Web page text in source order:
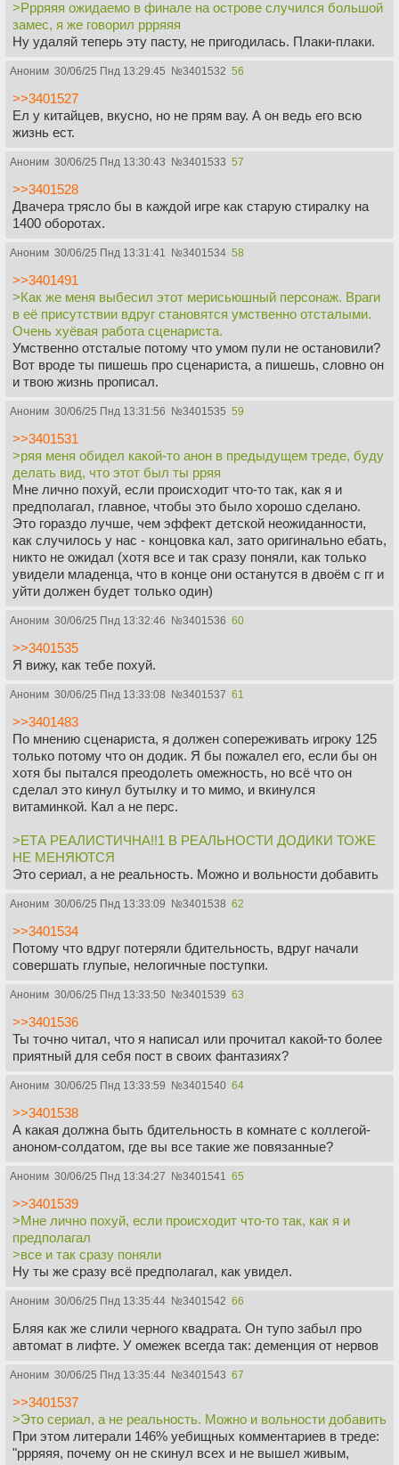
>Ррряяя ожидаемо в финале на острове случился большой
замес, я же говорил ррряяя
Ну удаляй теперь эту пасту, не пригодилась. Плаки-плаки.
Аноним 30/06/25 Пнд 13:29:45 №3401532 56
>>3401527
Ел у китайцев, вкусно, но не прям вау. А он ведь его всю
жизнь ест.
Аноним 30/06/25 Пнд 13:30:43 №3401533 57
>>3401528
Двачера трясло бы в каждой игре как старую стиралку на
1400 оборотах.
Аноним 30/06/25 Пнд 13:31:41 №3401534 58
>>3401491
>Как же меня выбесил этот мерисьюшный персонаж. Враги
в её присутствии вдруг становятся умственно отсталыми.
Очень хуёвая работа сценариста.
Умственно отсталые потому что умом пули не остановили?
Вот вроде ты пишешь про сценариста, а пишешь, словно он
и твою жизнь прописал.
Аноним 30/06/25 Пнд 13:31:56 №3401535 59
>>3401531
>ряя меня обидел какой-то анон в предыдущем треде, буду
делать вид, что этот был ты рряя
Мне лично похуй, если происходит что-то так, как я и
предполагал, главное, чтобы это было хорошо сделано.
Это гораздо лучше, чем эффект детской неожиданности,
как случилось у нас - концовка кал, зато оригинально ебать,
никто не ожидал (хотя все и так сразу поняли, как только
увидели младенца, что в конце они останутся в двоём с гг и
уйти должен будет только один)
Аноним 30/06/25 Пнд 13:32:46 №3401536 60
>>3401535
Я вижу, как тебе похуй.
Аноним 30/06/25 Пнд 13:33:08 №3401537 61
>>3401483
По мнению сценариста, я должен сопереживать игроку 125
только потому что он додик. Я бы пожалел его, если бы он
хотя бы пытался преодолеть омежность, но всё что он
сделал это кинул бутылку и то мимо, и вкинулся
витаминкой. Кал а не перс.
>ЕТА РЕАЛИСТИЧНА!!1 В РЕАЛЬНОСТИ ДОДИКИ ТОЖЕ
НЕ МЕНЯЮТСЯ
Это сериал, а не реальность. Можно и вольности добавить
Аноним 30/06/25 Пнд 13:33:09 №3401538 62
>>3401534
Потому что вдруг потеряли бдительность, вдруг начали
совершать глупые, нелогичные поступки.
Аноним 30/06/25 Пнд 13:33:50 №3401539 63
>>3401536
Ты точно читал, что я написал или прочитал какой-то более
приятный для себя пост в своих фантазиях?
Аноним 30/06/25 Пнд 13:33:59 №3401540 64
>>3401538
А какая должна быть бдительность в комнате с коллегой-
аноном-солдатом, где вы все такие же повязанные?
Аноним 30/06/25 Пнд 13:34:27 №3401541 65
>>3401539
>Мне лично похуй, если происходит что-то так, как я и
предполагал
>все и так сразу поняли
Ну ты же сразу всё предполагал, как увидел.
Аноним 30/06/25 Пнд 13:35:44 №3401542 66
Бляя как же слили черного квадрата. Он тупо забыл про
автомат в лифте. У омежек всегда так: деменция от нервов
Аноним 30/06/25 Пнд 13:35:44 №3401543 67
>>3401537
>Это сериал, а не реальность. Можно и вольности добавить
При этом литерали 146% уебищных комментариев в треде:
"ррряяя, почему он не скинул всех и не вышел живым,